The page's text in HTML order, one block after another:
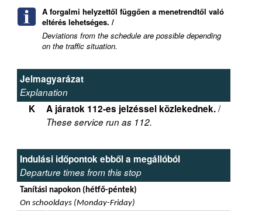
A forgalmi helyzettől függően a menetrendtől való
eltérés lehetséges. /
Deviations from the schedule are possible depending
on the traffic situation.
Jelmagyarázat
Explanation
K A járatok 112-es jelzéssel közlekednek./
These service run as 112.
Indulási időpontok ebből a megállóból
Departure times from this stop
Tanítási napokon (hétfő-péntek)
On schooldays (Monday-Friday)